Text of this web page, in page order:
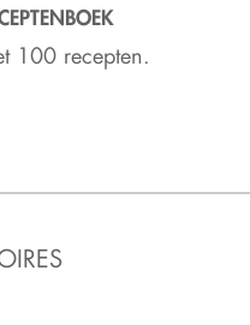
100 recepten.